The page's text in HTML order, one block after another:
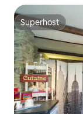
Superhost
Superhost